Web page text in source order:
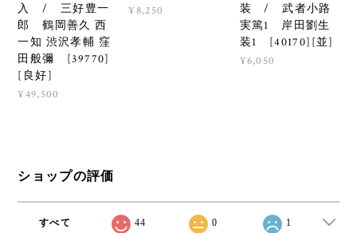
入 / 三好豊一
郎 鶴岡善久 西
一知 渋沢孝輔 窪
田般彌 [39770]
[良好]
¥49,500
¥8,250
装 / 武者小路
実篤1 岸田劉生
装1 [40170][並]
¥6,050
ショップの評価
すべて 44 0 1